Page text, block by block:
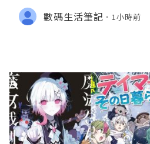
數碼生活筆記 1小時前